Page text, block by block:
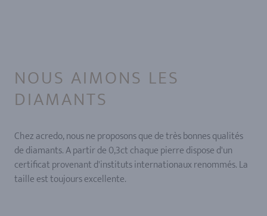
NOUS AIMONS LES
DIAMANTS
Chez acredo, nous ne proposons que de très bonnes qualités
de diamants. A partir de 0,3ct chaque pierre dispose d'un
certificat provenant d'instituts internationaux renommés. La
taille est toujours excellente.